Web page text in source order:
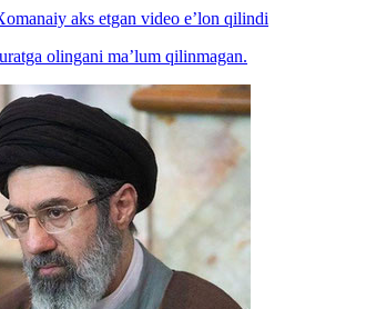
aks etgan video e’lon qilindi
olingani ma’lum qilinmagan.